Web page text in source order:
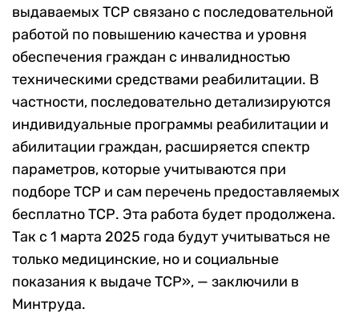
выдаваемых ТСР связано с последовательной
работой по повышению качества и уровня
обеспечения граждан с инвалидностью
техническими средствами реабилитации. В
частности, последовательно детализируются
индивидуальные программы реабилитации и
абилитации граждан, расширяется спектр
параметров, которые учитываются при
подборе ТСР и сам перечень предоставляемых
бесплатно ТСР. Эта работа будет продолжена.
Так с 1 марта 2025 года будут учитываться не
только медицинские, но и социальные
показания к выдаче ТСР», — заключили в
Минтруда.